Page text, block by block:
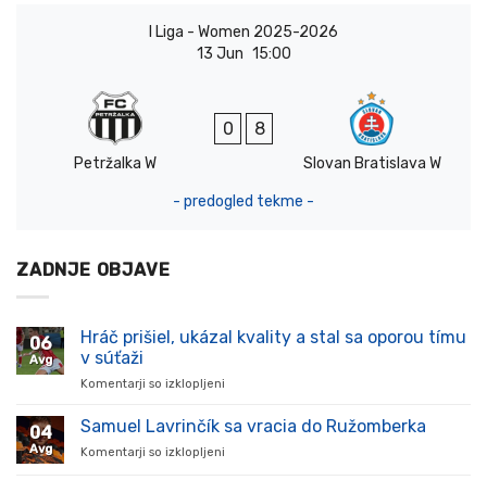
I Liga - Women 2025-2026
13 Jun 15:00
Petržalka W
0 8
Slovan Bratislava W
- predogled tekme -
ZADNJE OBJAVE
06
Avg
Hráč prišiel, ukázal kvality a stal sa oporou tímu
v súťaži
Komentarji so izklopljeni
prišiel,
04
Avg
Samuel Lavrinčík sa vracia do Ružomberka
Komentarji so izklopljeni